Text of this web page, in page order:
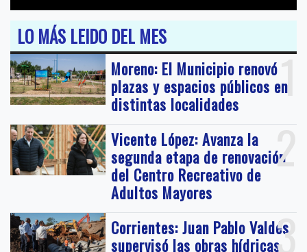
LO MÁS LEIDO DEL MES
1
Moreno: El Municipio renovó
plazas y espacios públicos en
distintas localidades
2
Vicente López: Avanza la
segunda etapa de renovación
del Centro Recreativo de
Adultos Mayores
3
Corrientes: Juan Pablo Valdés
supervisó las obras hídricas